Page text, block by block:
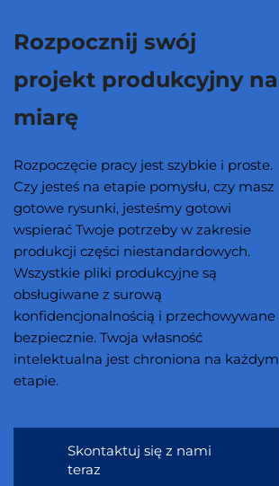
Rozpocznij swój
projekt produkcyjny na
miarę
Rozpoczęcie pracy jest szybkie i proste.
Czy jesteś na etapie pomysłu, czy masz
gotowe rysunki, jesteśmy gotowi
wspierać Twoje potrzeby w zakresie
produkcji części niestandardowych.
Wszystkie pliki produkcyjne są
obsługiwane z surową
konfidencjonalnością i przechowywane
bezpiecznie. Twoja własność
intelektualna jest chroniona na każdym
etapie.
Skontaktuj się z nami
teraz